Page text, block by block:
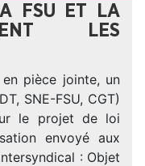
FSU ET LA
LES
pièce jointe, un
SNE-FSU, CGT)
le projet de loi
envoyé aux
: Objet